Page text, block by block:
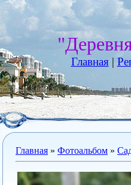
Главная|
Главная » Фотоальбом »